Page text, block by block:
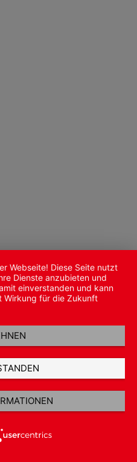
Webseite! Diese Seite nutzt
Dienste anzubieten und
einverstanden und kann
Wirkung für die Zukunft